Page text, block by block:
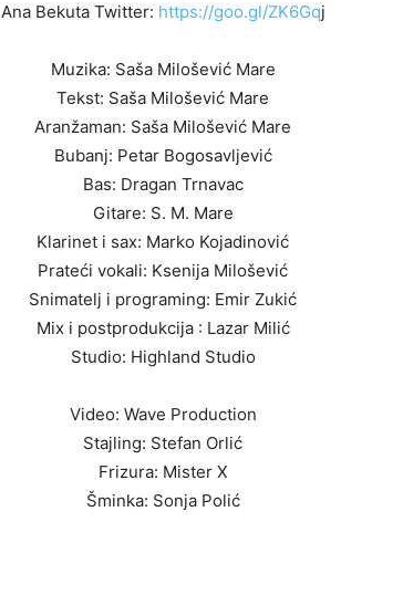
Ana Bekuta Twitter: https://goo.gl/ZK6Gqj
Muzika: Saša Milošević Mare
Tekst: Saša Milošević Mare
Aranžaman: Saša Milošević Mare
Bubanj: Petar Bogosavljević
Bas: Dragan Trnavac
Gitare: S. M. Mare
Klarinet i sax: Marko Kojadinović
Prateći vokali: Ksenija Milošević
Snimatelj i programing: Emir Zukić
Mix i postprodukcija : Lazar Milić
Studio: Highland Studio
Video: Wave Production
Stajling: Stefan Orlić
Frizura: Mister X
Šminka: Sonja Polić